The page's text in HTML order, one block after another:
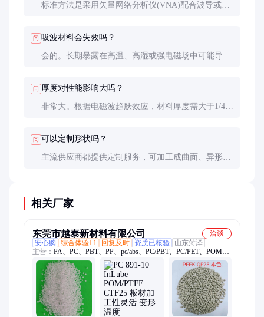
标准方法是采用矢量网络分析仪(VNA)配合波导或同
问 吸波材料会失效吗？
会的。长期暴露在高温、高湿或强电磁场中可能导致
问 厚度对性能影响大吗？
非常大。根据电磁波趋肤效应，材料厚度需大于1/4波
问 可以定制形状吗？
主流供应商都提供定制服务，可加工成曲面、异形件
相关厂家
东莞市越泰新材料有限公司
洽谈
安心购
综合体验L1 回复及时 资质已核验
山东菏泽
主营： PA、PC、PBT、PP、pc/abs、PC/PBT、PC/PET、POM、
LCP、PPS、耐高温、耐化学、耐低温、代替金属、弹性体